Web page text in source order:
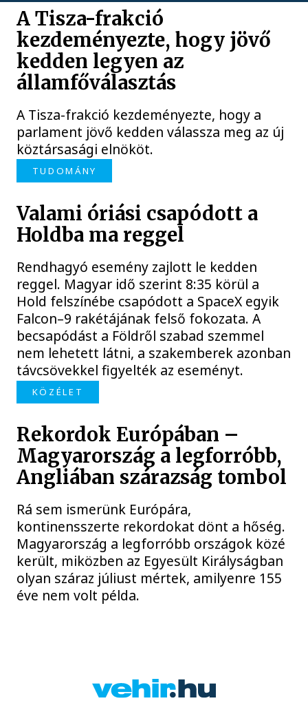
A Tisza-frakció
kezdeményezte, hogy jövő
kedden legyen az
államfőválasztás
A Tisza-frakció kezdeményezte, hogy a
parlament jövő kedden válassza meg az új
köztársasági elnököt.
TUDOMÁNY
Valami óriási csapódott a
Holdba ma reggel
Rendhagyó esemény zajlott le kedden
reggel. Magyar idő szerint 8:35 körül a
Hold felszínébe csapódott a SpaceX egyik
Falcon–9 rakétájának felső fokozata. A
becsapódást a Földről szabad szemmel
nem lehetett látni, a szakemberek azonban
távcsövekkel figyelték az eseményt.
KÖZÉLET
Rekordok Európában –
Magyarország a legforróbb,
Angliában szárazság tombol
Rá sem ismerünk Európára,
kontinensszerte rekordokat dönt a hőség.
Magyarország a legforróbb országok közé
került, miközben az Egyesült Királyságban
olyan száraz júliust mértek, amilyenre 155
éve nem volt példa.